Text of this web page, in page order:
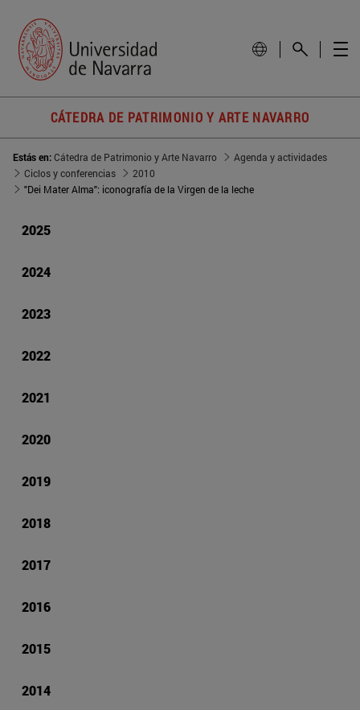
CÁTEDRA DE PATRIMONIO Y ARTE NAVARRO
Estás en:Cátedra de Patrimonio y Arte Navarro
Agenda y actividades
Ciclos y conferencias
2010
"Dei Mater Alma": iconografía de la Virgen de la leche
2025
2024
2023
2022
2021
2020
2019
2018
2017
2016
2015
2014